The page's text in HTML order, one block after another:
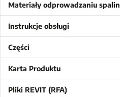
Materiały odprowadzaniu spalin
Instrukcje obsługi
Części
Karta Produktu
Pliki REVIT (RFA)